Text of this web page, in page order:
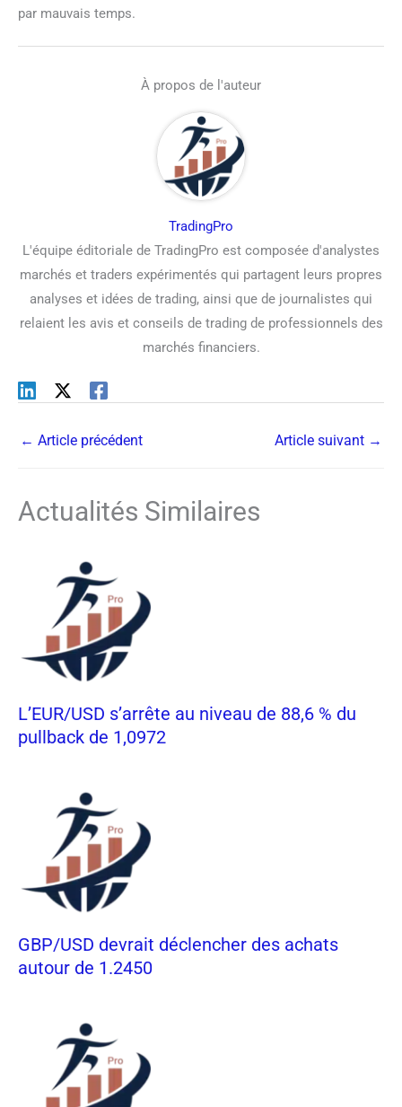
par mauvais temps.
À propos de l'auteur
TradingPro
L'équipe éditoriale de TradingPro est composée d'analystes
marchés et traders expérimentés qui partagent leurs propres
analyses et idées de trading, ainsi que de journalistes qui
relaient les avis et conseils de trading de professionnels des
marchés financiers.
← Article précédent Article suivant →
Actualités Similaires
L’EUR/USD s’arrête au niveau de 88,6 % du
pullback de 1,0972
GBP/USD devrait déclencher des achats
autour de 1.2450